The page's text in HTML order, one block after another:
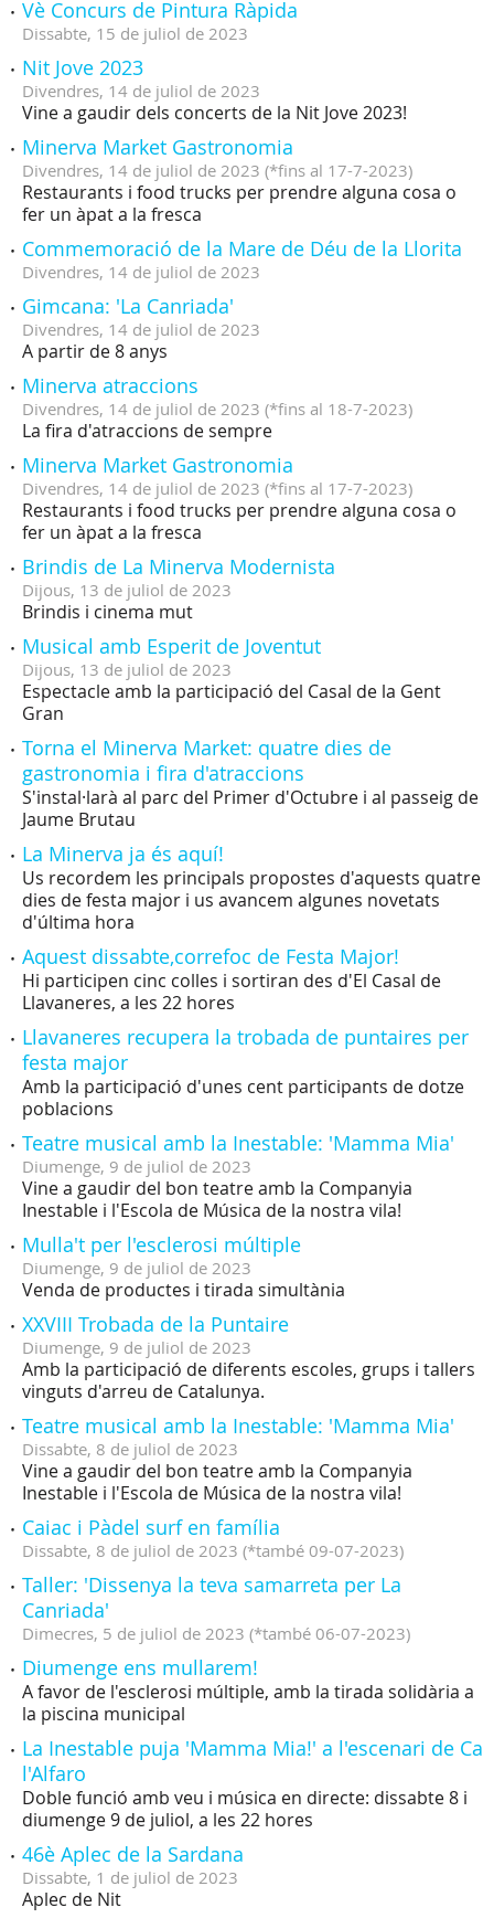
Vè Concurs de Pintura Ràpida
Dissabte, 15 de juliol de 2023
Nit Jove 2023
Divendres, 14 de juliol de 2023
Vine a gaudir dels concerts de la Nit Jove 2023!
Minerva Market Gastronomia
Divendres, 14 de juliol de 2023 (*fins al 17-7-2023)
Restaurants i food trucks per prendre alguna cosa o
fer un àpat a la fresca
Commemoració de la Mare de Déu de la Llorita
Divendres, 14 de juliol de 2023
Gimcana: 'La Canriada'
Divendres, 14 de juliol de 2023
A partir de 8 anys
Minerva atraccions
Divendres, 14 de juliol de 2023 (*fins al 18-7-2023)
La fira d'atraccions de sempre
Minerva Market Gastronomia
Divendres, 14 de juliol de 2023 (*fins al 17-7-2023)
Restaurants i food trucks per prendre alguna cosa o
fer un àpat a la fresca
Brindis de La Minerva Modernista
Dijous, 13 de juliol de 2023
Brindis i cinema mut
Musical amb Esperit de Joventut
Dijous, 13 de juliol de 2023
Espectacle amb la participació del Casal de la Gent
Gran
Torna el Minerva Market: quatre dies de
gastronomia i fira d'atraccions
S'instal·larà al parc del Primer d'Octubre i al passeig de
Jaume Brutau
La Minerva ja és aquí!
Us recordem les principals propostes d'aquests quatre
dies de festa major i us avancem algunes novetats
d'última hora
Aquest dissabte,correfoc de Festa Major!
Hi participen cinc colles i sortiran des d'El Casal de
Llavaneres, a les 22 hores
Llavaneres recupera la trobada de puntaires per
festa major
Amb la participació d'unes cent participants de dotze
poblacions
Teatre musical amb la Inestable: 'Mamma Mia'
Diumenge, 9 de juliol de 2023
Vine a gaudir del bon teatre amb la Companyia
Inestable i l'Escola de Música de la nostra vila!
Mulla't per l'esclerosi múltiple
Diumenge, 9 de juliol de 2023
Venda de productes i tirada simultània
XXVIII Trobada de la Puntaire
Diumenge, 9 de juliol de 2023
Amb la participació de diferents escoles, grups i tallers
vinguts d'arreu de Catalunya.
Teatre musical amb la Inestable: 'Mamma Mia'
Dissabte, 8 de juliol de 2023
Vine a gaudir del bon teatre amb la Companyia
Inestable i l'Escola de Música de la nostra vila!
Caiac i Pàdel surf en família
Dissabte, 8 de juliol de 2023 (*també 09-07-2023)
Taller: 'Dissenya la teva samarreta per La
Canriada'
Dimecres, 5 de juliol de 2023 (*també 06-07-2023)
Diumenge ens mullarem!
A favor de l'esclerosi múltiple, amb la tirada solidària a
la piscina municipal
La Inestable puja 'Mamma Mia!' a l'escenari de Ca
l'Alfaro
Doble funció amb veu i música en directe: dissabte 8 i
diumenge 9 de juliol, a les 22 hores
46è Aplec de la Sardana
Dissabte, 1 de juliol de 2023
Aplec de Nit